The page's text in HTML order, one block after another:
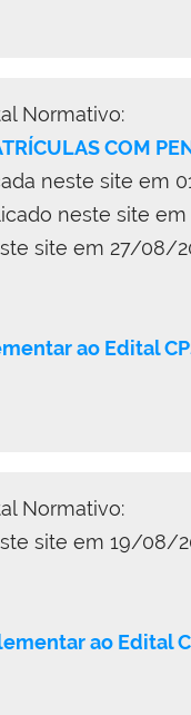
Normativo:
COM
neste site em
neste site
site em 27/08/
ao Edital
Normativo:
site em 19/08/
ao Edital